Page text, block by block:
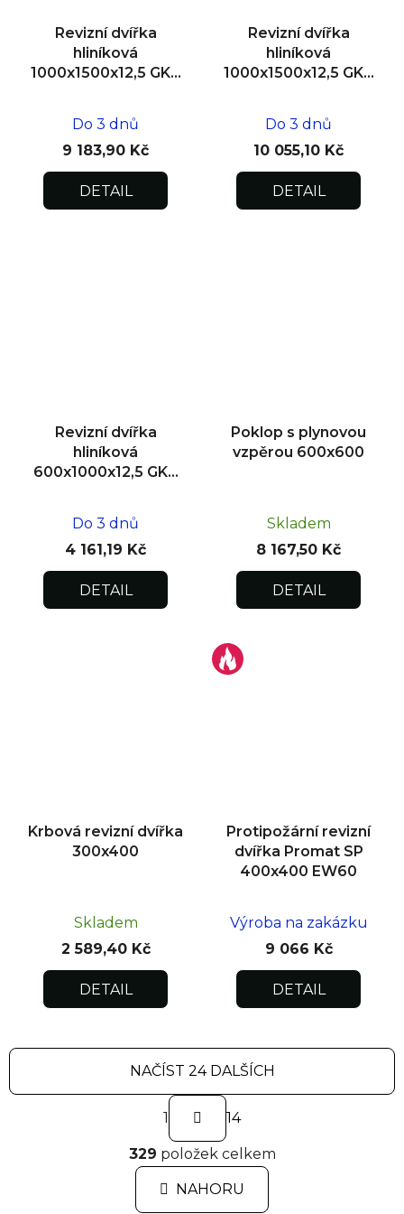
Revizní dvířka
hliníková
1000x1500x12,5 GKB
Do 3 dnů
9 183,90 Kč
DETAIL
Revizní dvířka
hliníková
1000x1500x12,5 GKB
Do 3 dnů
10 055,10 Kč
DETAIL
Revizní dvířka
hliníková
600x1000x12,5 GKB
Do 3 dnů
4 161,19 Kč
DETAIL
Poklop s plynovou
vzpěrou 600x600
Skladem
8 167,50 Kč
DETAIL
Krbová revizní dvířka
300x400
Skladem
2 589,40 Kč
DETAIL
Protipožární revizní
dvířka Promat SP
400x400 EW60
Výroba na zakázku
9 066 Kč
DETAIL
O
v
l
á
NAČÍST 24 DALŠÍCH
S
r
á
n
k
1 14
329 položek celkem
NAHORU